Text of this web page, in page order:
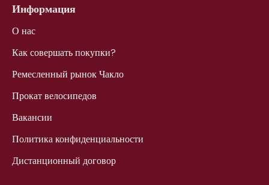
Информация
О нас
Как совершать покупки?
Ремесленный рынок Чакло
Прокат велосипедов
Вакансии
Политика конфиденциальности
Дистанционный договор